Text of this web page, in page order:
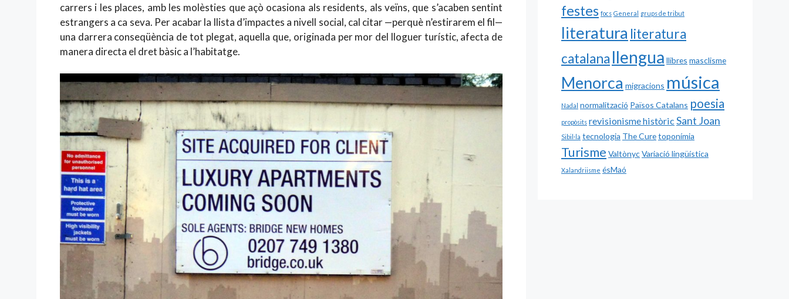
carrers i les places, amb les molèsties que açò ocasiona als residents, als veïns, que s’acaben sentint
estrangers a ca seva. Per acabar la llista d’impactes a nivell social, cal citar —perquè n’estirarem el fil—
una darrera conseqüència de tot plegat, aquella que, originada per mor del lloguer turístic, afecta de
manera directa el dret bàsic a l’habitatge.
festes focs General grups de tribut
literatura literatura
catalana llengua llibres masclisme
Menorca migracions música
Nadal normalització Països Catalans poesia
propòsits revisionisme històric Sant Joan
Sibil·la tecnologia The Curetoponímia
Turisme ValtònycVariació lingüística
Xalandriisme ésMaó